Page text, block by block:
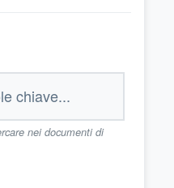
nei documenti di